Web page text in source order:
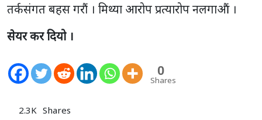
तर्कसंगत बहस गरौं । मिथ्या आरोप प्रत्यारोप नलगाऔं ।
सेयर कर दियो ।
0
Shares
2.3K Shares